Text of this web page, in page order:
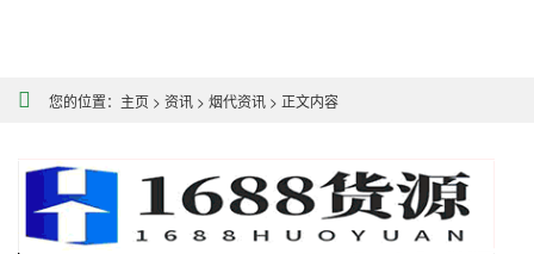
您的位置： 主页 > 资讯 > 烟代资讯 > 正文内容